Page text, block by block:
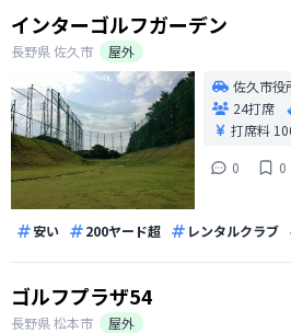
インターゴルフガーデン
長野県佐久市
屋外
佐久市役
24打席
打席料
0
0
安い 200ヤード超 レンタルクラブ
ゴルフプラザ54
長野県松本市
屋外